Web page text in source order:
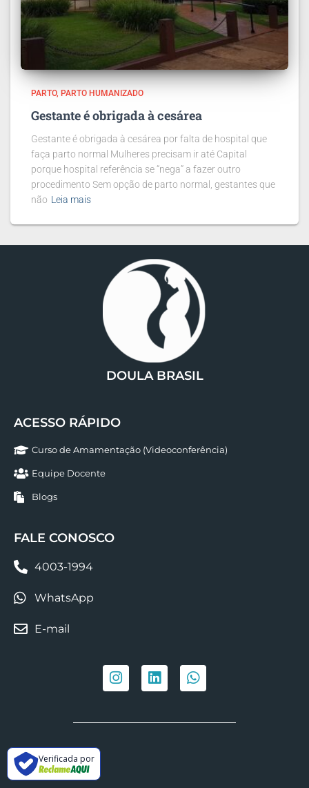
PARTO PARTO HUMANIZADO
Gestante é obrigada à cesárea
Gestante é obrigada à cesárea por falta de hospital que
faça parto normal Mulheres precisam ir até Capital
porque hospital referência se “nega” a fazer outro
procedimento Sem opção de parto normal, gestantes que
não Leia mais
DOULA BRASIL
ACESSO RÁPIDO
Curso de Amamentação (Videoconferência)
Equipe Docente
Blogs
FALE CONOSCO
4003-1994
WhatsApp
E-mail
Verificada por